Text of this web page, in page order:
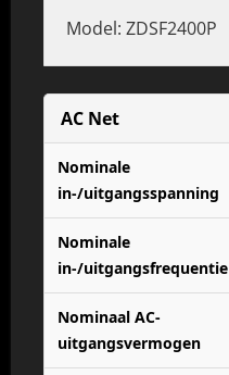
Model: ZDSF2400P
AC Net
Nominale
in-/uitgangsspanning
Nominale
in-/uitgangsfrequentie
Nominaal AC-
uitgangsvermogen